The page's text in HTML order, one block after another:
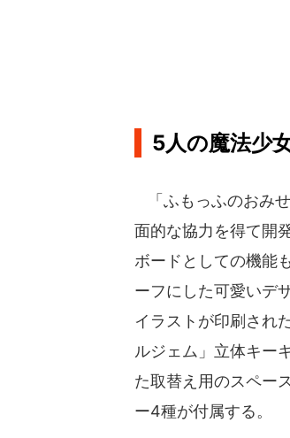
5人の魔法少
「ふもっふのおみ
面的な協力を得て開
ボードとしての機能
ーフにした可愛いデ
イラストが印刷され
ルジェム」立体キー
た取替え用のスペー
ー4種が付属する。